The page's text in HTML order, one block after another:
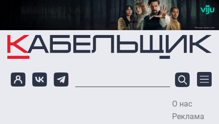
Перейти к основному содержанию
О нас
Реклама